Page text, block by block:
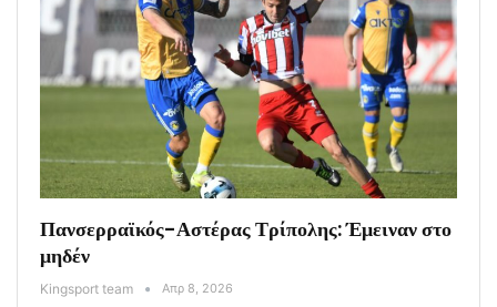
Πανσερραϊκός-Αστέρας Τρίπολης: Έμειναν στο
μηδέν
Kingsport team Απρ 8, 2026